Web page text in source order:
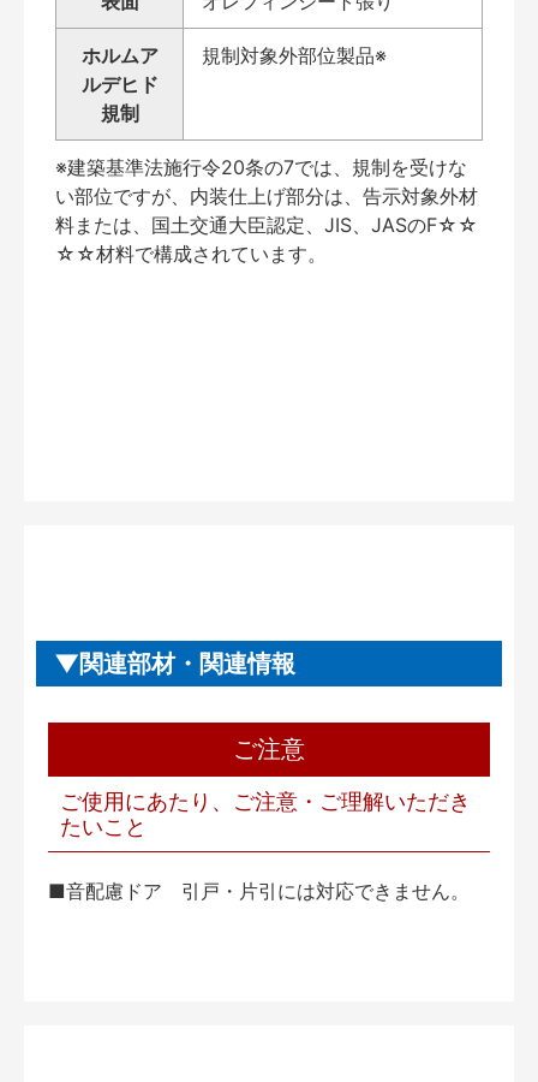
ホルムア
ルデヒド
規制
規制対象外部位製品※
※建築基準法施行令20条の7では、規制を受けな
い部位ですが、内装仕上げ部分は、告示対象外材
料または、国土交通大臣認定、JIS、JASのF☆☆
☆☆材料で構成されています。
関連部材・関連情報
ご注意
ご使用にあたり、ご注意・ご理解いただき
たいこと
■音配慮ドア 引戸・片引には対応できません。